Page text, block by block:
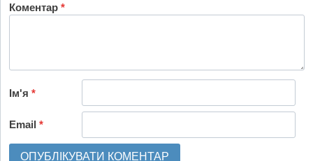
Коментар*
Ім'я*
Email*